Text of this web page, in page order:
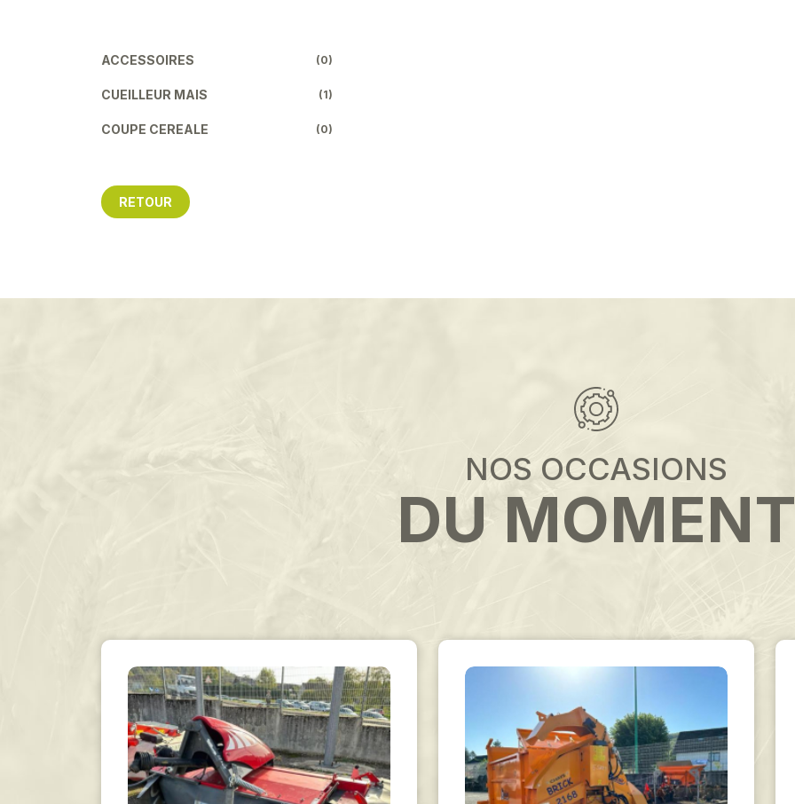
ACCESSOIRES (0)
CUEILLEUR MAIS (1)
COUPE CEREALE (0)
RETOUR
NOS OCCASIONS
DU